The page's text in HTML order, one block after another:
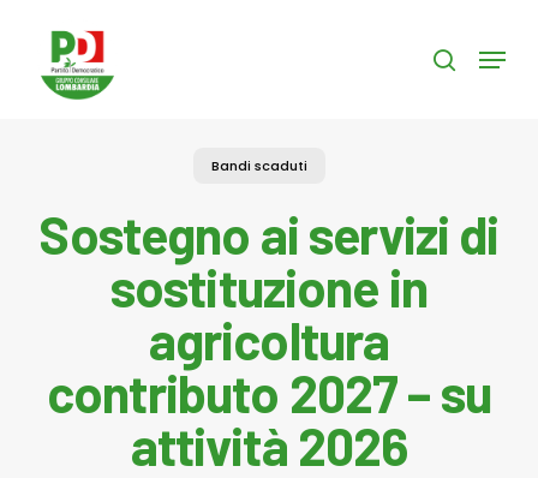
content
search
Menu
Bandi scaduti
Sostegno ai servizi di
sostituzione in
agricoltura
contributo 2027 – su
attività 2026